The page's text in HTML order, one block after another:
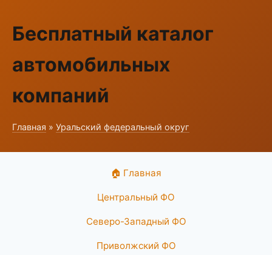
Бесплатный каталог
автомобильных
компаний
Главная » Уральский федеральный округ
🏠 Главная
Центральный ФО
Северо-Западный ФО
Приволжский ФО